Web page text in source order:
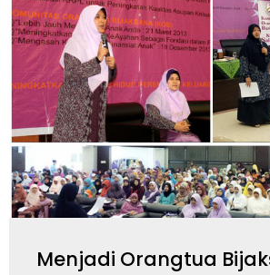
Menjadi Orangtua